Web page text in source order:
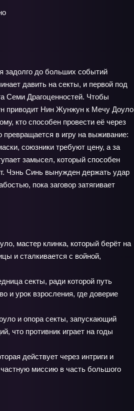
задолго до больших событий
давить на секты, и первой под
Семи Драгоценностей. Чтобы
приводит Нин Жунжун к Мечу Доуло
кто способен провести её через
в игру на выживание:
союзники требуют цену, а за
замысел, который способен
Чэнь Синь вынужден держать удар
пока заговор затягивает
мастер клинка, который берёт на
и сталкивается с войной,
секты, ради которой путь
и урок взросления, где доверие
и опора секты, запускающий
что противник играет на годы
действует через интриги и
миссию в часть большого